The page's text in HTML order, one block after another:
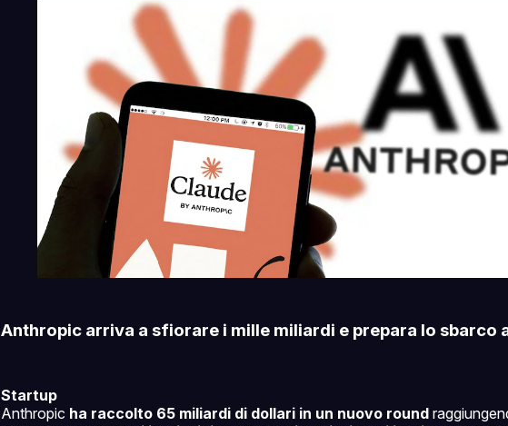
Anthropic arriva a sfiorare i mille miliardi e prepara lo sbarco
Startup
Anthropic ha raccolto 65 miliardi di dollari in un nuovo round